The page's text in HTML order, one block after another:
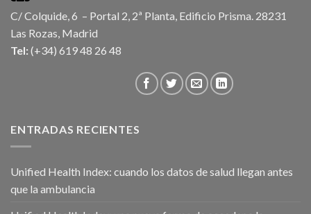
C/ Colquide, 6 – Portal 2, 2ª Planta, Edificio Prisma. 28231
Las Rozas, Madrid
Tel: (+34) 619 48 26 48
ENTRADAS RECIENTES
Unified Health Index: cuando los datos de salud llegan antes
que la ambulancia